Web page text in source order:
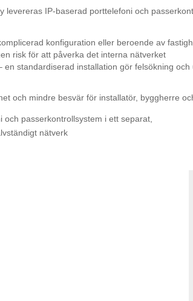
levereras IP-baserad porttelefoni och
konfiguration eller beroende av
risk för att påverka det interna nätverket
en standardiserad installation gör felsökning
och mindre besvär för installatör, byggherre